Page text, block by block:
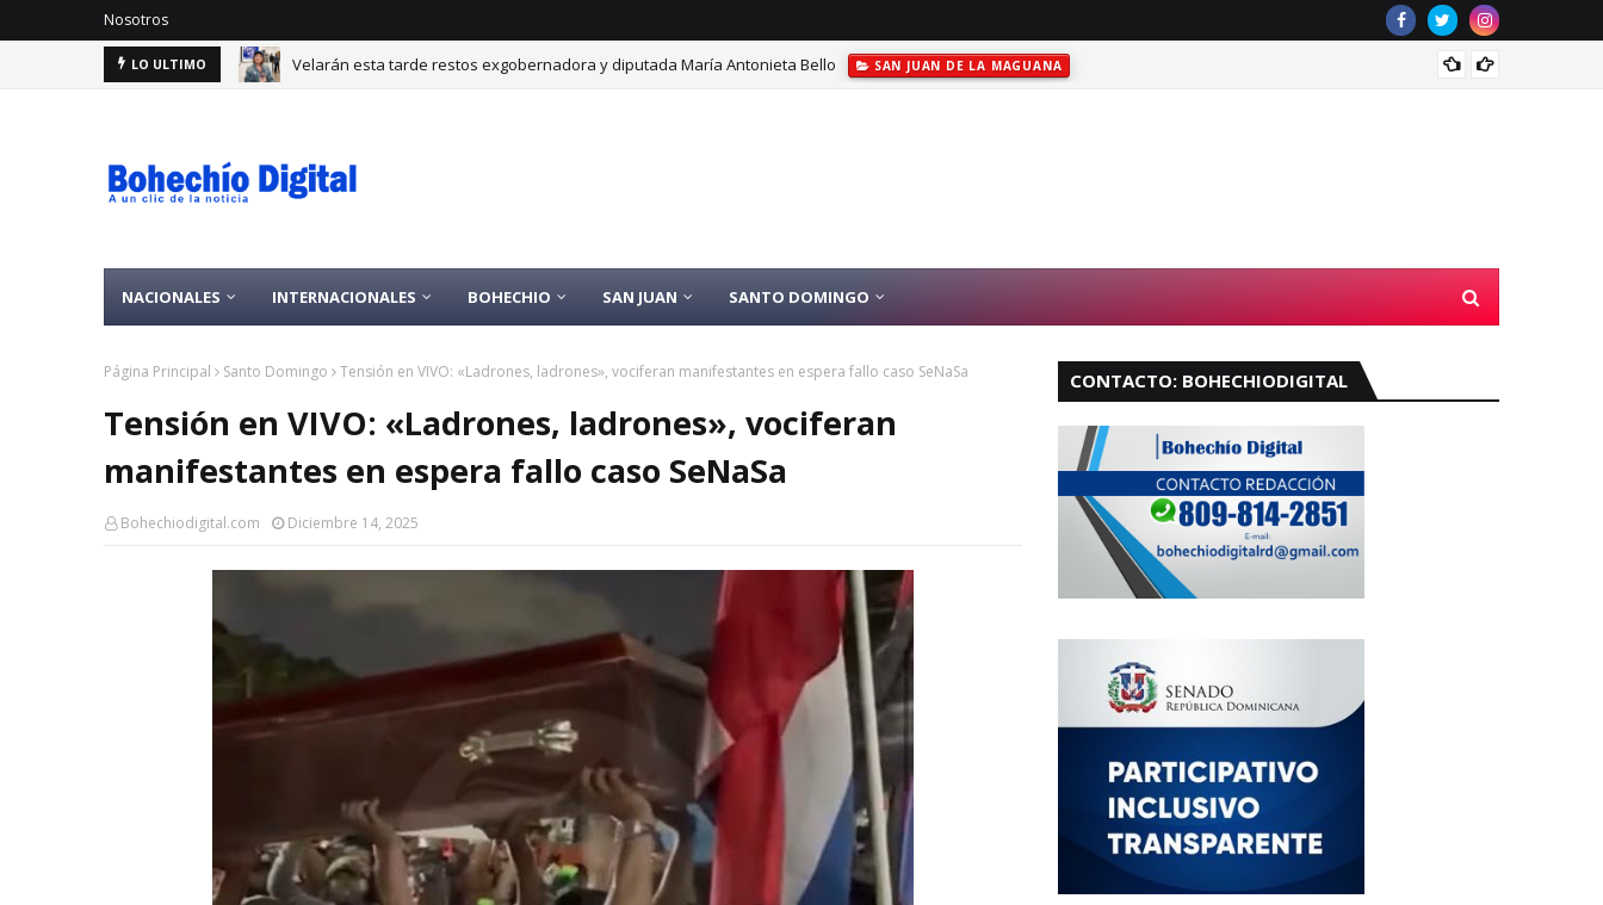
Nosotros
LO ULTIMO Velarán esta tarde restos exgobernadora y diputada María Antonieta Bello SAN JUAN DE LA MAGUANA
NACIONALES INTERNACIONALES BOHECHIO SAN JUAN SANTO DOMINGO
Página Principal Santo Domingo Tensión en VIVO: «Ladrones, ladrones», vociferan manifestantes en espera fallo caso SeNaSa
Tensión en VIVO: «Ladrones, ladrones», vociferan
manifestantes en espera fallo caso SeNaSa
Bohechiodigital.com Diciembre 14, 2025
CONTACTO: BOHECHIODIGITAL